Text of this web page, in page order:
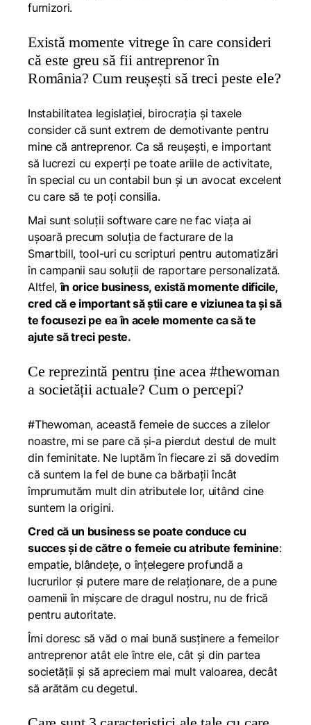
furnizori.
Există momente vitrege în care consideri
că este greu să fii antreprenor în
România? Cum reușești să treci peste ele?
Instabilitatea legislației, birocrația și taxele
consider că sunt extrem de demotivante pentru
mine că antreprenor. Ca să reușești, e important
să lucrezi cu experți pe toate ariile de activitate,
în special cu un contabil bun și un avocat excelent
cu care să te poți consilia.
Mai sunt soluții software care ne fac viața ai
ușoară precum soluția de facturare de la
Smartbill, tool-uri cu scripturi pentru automatizări
în campanii sau soluții de raportare personalizată.
Altfel,în orice business, există momente dificile,
cred că e important să știi care e viziunea ta și să
te focusezi pe ea în acele momente ca să te
ajute să treci peste.
Ce reprezintă pentru ține acea #thewoman
a societății actuale? Cum o percepi?
#Thewoman, această femeie de succes a zilelor
noastre, mi se pare că și-a pierdut destul de mult
din feminitate. Ne luptăm în fiecare zi să dovedim
că suntem la fel de bune ca bărbații încât
împrumutăm mult din atributele lor, uitând cine
suntem la origini.
Cred că un business se poate conduce cu
succes și de către o femeie cu atribute feminine:
empatie, blândețe, o înțelegere profundă a
lucrurilor și putere mare de relaționare, de a pune
oamenii în mișcare de dragul nostru, nu de frică
pentru autoritate.
Îmi doresc să văd o mai bună susținere a femeilor
antreprenor atât ele între ele, cât și din partea
societății și să apreciem mai mult valoarea, decât
să arătăm cu degetul.